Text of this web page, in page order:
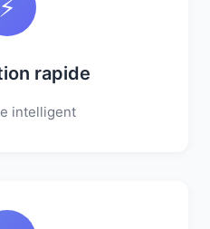
⚡
rapide
intelligent